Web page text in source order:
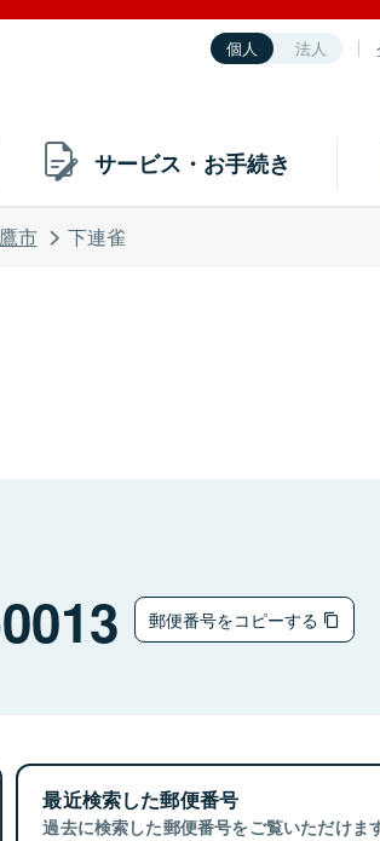
個人 法人
サービス・お手続き
市 下連雀
郵便番号をコピーする
最近検索した郵便番号
過去に検索した郵便番号をご覧いただけます